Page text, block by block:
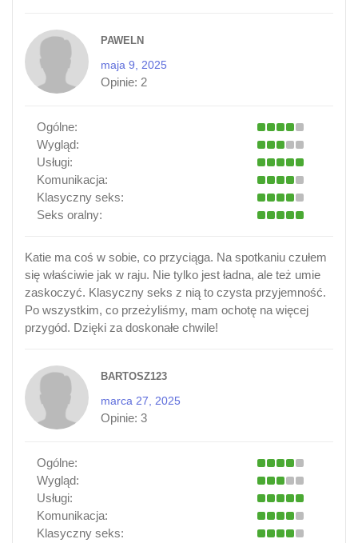
PAWELN
maja 9, 2025
Opinie: 2
Ogólne:
Wygląd:
Usługi:
Komunikacja:
Klasyczny seks:
Seks oralny:
Katie ma coś w sobie, co przyciąga. Na spotkaniu czułem
się właściwie jak w raju. Nie tylko jest ładna, ale też umie
zaskoczyć. Klasyczny seks z nią to czysta przyjemność.
Po wszystkim, co przeżyliśmy, mam ochotę na więcej
przygód. Dzięki za doskonałe chwile!
BARTOSZ123
marca 27, 2025
Opinie: 3
Ogólne:
Wygląd:
Usługi:
Komunikacja:
Klasyczny seks: